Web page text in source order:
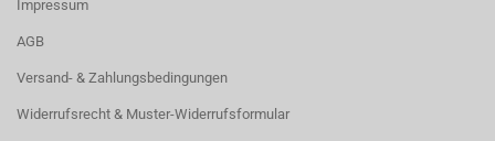
Impressum
AGB
Versand- & Zahlungsbedingungen
Widerrufsrecht & Muster-Widerrufsformular